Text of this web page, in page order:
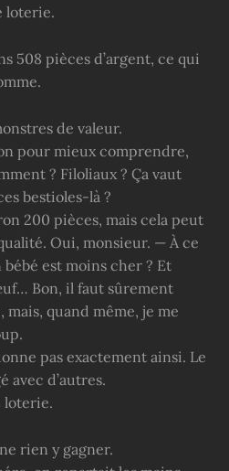
loterie.
508 pièces d’argent, ce qui
de valeur.
pour mieux comprendre,
? Filoliaux ? Ça vaut
bestioles-là ?
200 pièces, mais cela peut
Oui, monsieur. — À ce
est moins cher ? Et
Bon, il faut sûrement
mais, quand même, je me
pas exactement ainsi. Le
avec d’autres.
loterie.
rien y gagner.